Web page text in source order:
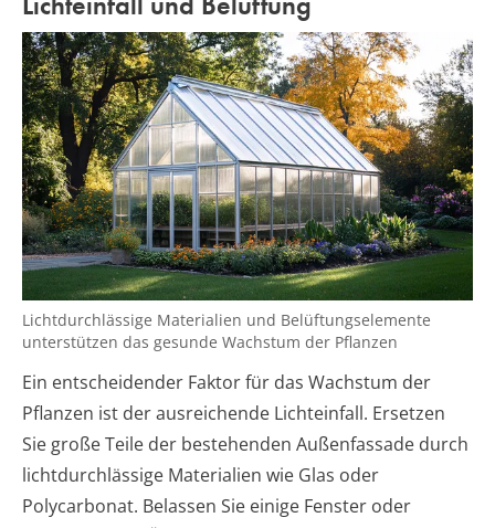
Lichtdurchlässige Materialien und Belüftungselemente
unterstützen das gesunde Wachstum der Pflanzen
Ein entscheidender Faktor für das Wachstum der
Pflanzen ist der ausreichende Lichteinfall. Ersetzen
Sie große Teile der bestehenden Außenfassade durch
lichtdurchlässige Materialien wie Glas oder
Polycarbonat. Belassen Sie einige Fenster oder